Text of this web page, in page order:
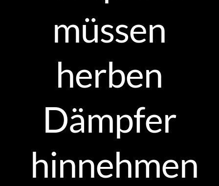
müssen
herben
Dämpfer
hinnehmen